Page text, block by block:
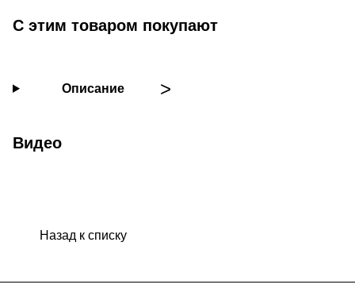
С этим товаром покупают
Описание
Видео
Назад к списку